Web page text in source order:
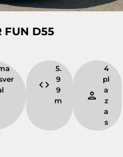
FUN D55
5.
9
9
m
4
pl
a
z
a
s